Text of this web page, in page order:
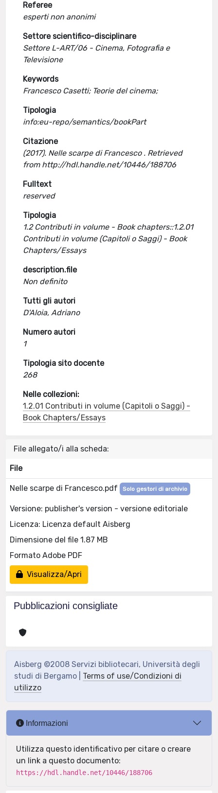
Referee
esperti non anonimi
Settore scientifico-disciplinare
Settore L-ART/06 - Cinema, Fotografia e
Televisione
Keywords
Francesco Casetti; Teorie del cinema;
Tipologia
info:eu-repo/semantics/bookPart
Citazione
(2017). Nelle scarpe di Francesco . Retrieved
from http://hdl.handle.net/10446/188706
Fulltext
reserved
Tipologia
1.2 Contributi in volume - Book chapters::1.2.01
Contributi in volume (Capitoli o Saggi) - Book
Chapters/Essays
description.file
Non definito
Tutti gli autori
D'Aloia, Adriano
Numero autori
1
Tipologia sito docente
268
Nelle collezioni:
1.2.01 Contributi in volume (Capitoli o Saggi) -
Book Chapters/Essays
File allegato/i alla scheda:
File
Nelle scarpe di Francesco.pdf Solo gestori di archivio
Versione: publisher's version - versione editoriale
Licenza: Licenza default Aisberg
Dimensione del file 1.87 MB
Formato Adobe PDF
Visualizza/Apri
Pubblicazioni consigliate
Aisberg ©2008 Servizi bibliotecari, Università degli
studi di Bergamo | Terms of use/Condizioni di
utilizzo
Informazioni
Utilizza questo identificativo per citare o creare
un link a questo documento:
https://hdl.handle.net/10446/188706